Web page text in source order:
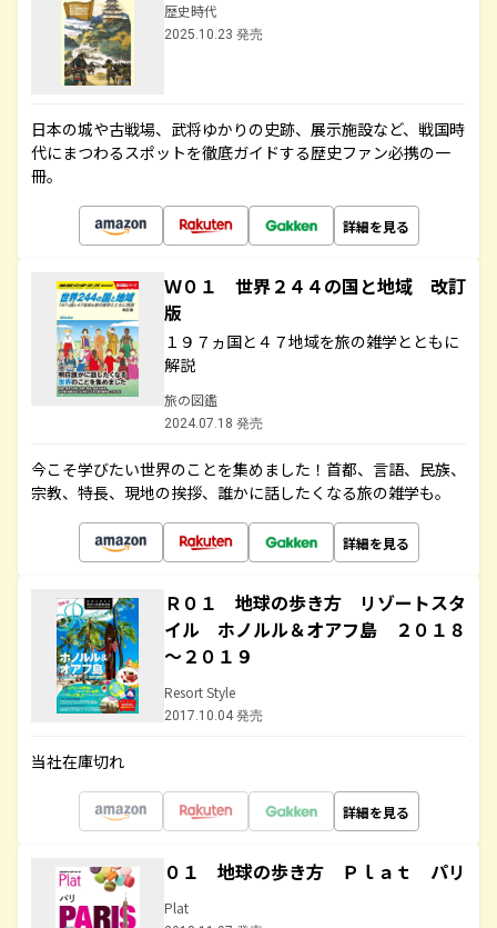
歴史時代
2025.10.23 発売
日本の城や古戦場、武将ゆかりの史跡、展示施設など、戦国時
代にまつわるスポットを徹底ガイドする歴史ファン必携の一
冊。
詳細を見る
Ｗ０１ 世界２４４の国と地域 改訂
版
１９７ヵ国と４７地域を旅の雑学とともに
解説
旅の図鑑
2024.07.18 発売
今こそ学びたい世界のことを集めました！首都、言語、民族、
宗教、特長、現地の挨拶、誰かに話したくなる旅の雑学も。
詳細を見る
Ｒ０１ 地球の歩き方 リゾートスタ
イル ホノルル＆オアフ島 ２０１８
～２０１９
Resort Style
2017.10.04 発売
当社在庫切れ
詳細を見る
０１ 地球の歩き方 Ｐｌａｔ パリ
Plat